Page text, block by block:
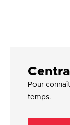
Pour
temps.